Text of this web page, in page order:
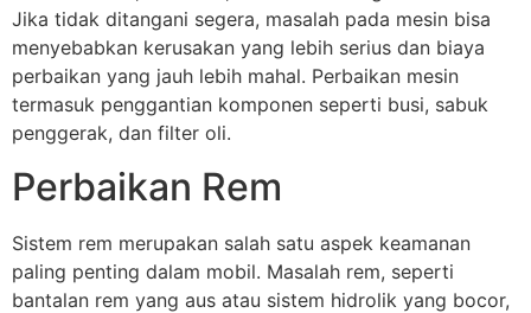
Jika tidak ditangani segera, masalah pada mesin bisa
menyebabkan kerusakan yang lebih serius dan biaya
perbaikan yang jauh lebih mahal. Perbaikan mesin
termasuk penggantian komponen seperti busi, sabuk
penggerak, dan filter oli.
Perbaikan Rem
Sistem rem merupakan salah satu aspek keamanan
paling penting dalam mobil. Masalah rem, seperti
bantalan rem yang aus atau sistem hidrolik yang bocor,